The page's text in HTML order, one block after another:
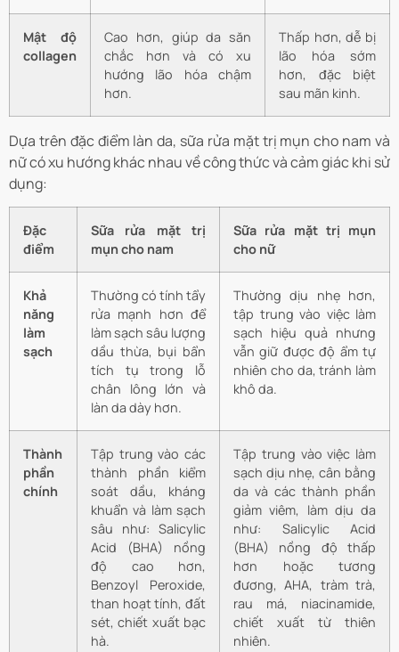
Mật độ
collagen
Cao hơn, giúp da săn
chắc hơn và có xu
hướng lão hóa chậm
hơn.
Thấp hơn, dễ bị
lão hóa sớm
hơn, đặc biệt
sau mãn kinh.
Dựa trên đặc điểm làn da, sữa rửa mặt trị mụn cho nam và
nữ có xu hướng khác nhau về công thức và cảm giác khi sử
dụng:
Đặc
điểm
Sữa rửa mặt trị
mụn cho nam
Sữa rửa mặt trị mụn
cho nữ
Khả
năng
làm
sạch
Thường có tính tẩy
rửa mạnh hơn để
làm sạch sâu lượng
dầu thừa, bụi bẩn
tích tụ trong lỗ
chân lông lớn và
làn da dày hơn.
Thường dịu nhẹ hơn,
tập trung vào việc làm
sạch hiệu quả nhưng
vẫn giữ được độ ẩm tự
nhiên cho da, tránh làm
khô da.
Thành
phần
chính
Tập trung vào các
thành phần kiểm
soát dầu, kháng
khuẩn và làm sạch
sâu như: Salicylic
Acid (BHA) nồng
độ cao hơn,
Benzoyl Peroxide,
than hoạt tính, đất
sét, chiết xuất bạc
hà.
Tập trung vào việc làm
sạch dịu nhẹ, cân bằng
da và các thành phần
giảm viêm, làm dịu da
như: Salicylic Acid
(BHA) nồng độ thấp
hơn hoặc tương
đương, AHA, tràm trà,
rau má, niacinamide,
chiết xuất từ thiên
nhiên.